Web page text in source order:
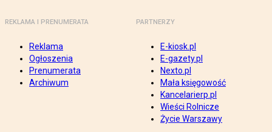
REKLAMA I PRENUMERATA
Reklama
Ogłoszenia
Prenumerata
Archiwum
PARTNERZY
E-kiosk.pl
E-gazety.pl
Nexto.pl
Mała księgowość
Kancelarierp.pl
Wieści Rolnicze
Życie Warszawy